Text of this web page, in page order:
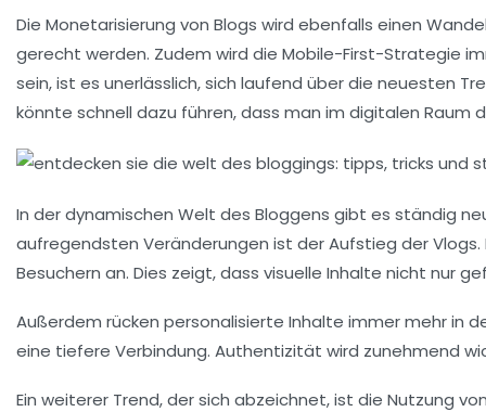
Die Monetarisierung von Blogs wird ebenfalls einen
gerecht werden. Zudem wird die Mobile-First-Strategie
sein, ist es unerlässlich, sich laufend über die neuesten
könnte schnell dazu führen, dass man im digitalen Raum
In der dynamischen Welt des Bloggens gibt es ständig
aufregendsten Veränderungen ist der Aufstieg derVlogs.
Besuchern an. Dies zeigt, dass visuelle Inhalte nicht nur
Außerdem rücken personalisierte Inhalte immer mehr in
eine tiefere Verbindung. Authentizität wird zunehmend
Ein weiterer Trend, der sich abzeichnet, ist die Nutzung